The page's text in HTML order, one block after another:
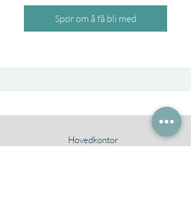
Spør om å få bli med
Hovedkontor